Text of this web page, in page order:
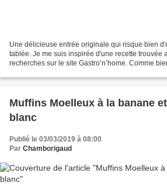
Une délicieuse entrée originale qui risque bien
tablée. Je me suis inspirée d'une recette trouvée
recherches sur le site Gastro’n’home. Comme
Muffins Moelleux à la banane
blanc
Publié le 03/03/2019 à 08:00
Par Chamborigaud